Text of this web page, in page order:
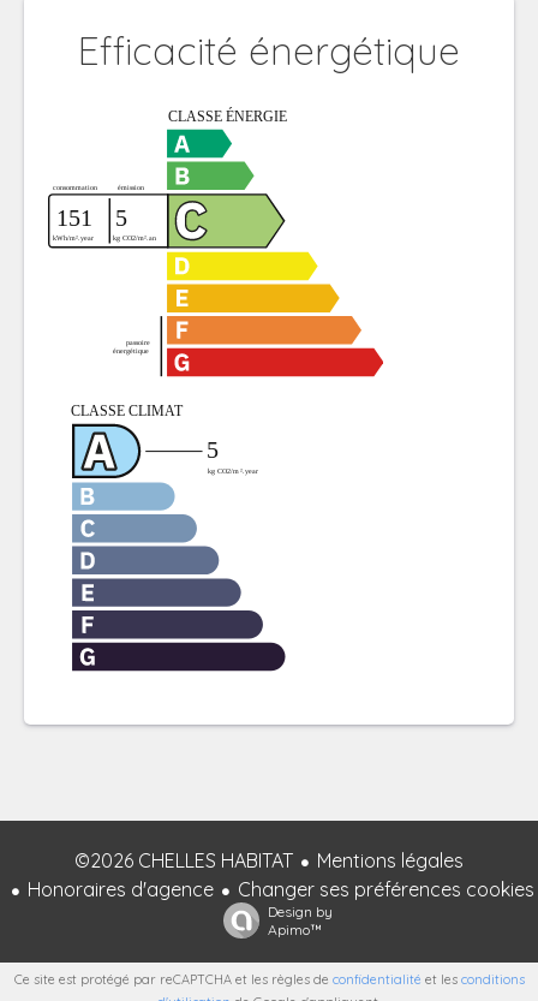
Efficacité énergétique
©2026 CHELLES HABITAT
Mentions légales
Honoraires d'agence
Changer ses préférences cookies
Design by
Apimo™
Ce site est protégé par reCAPTCHA et les règles de confidentialité et les conditions